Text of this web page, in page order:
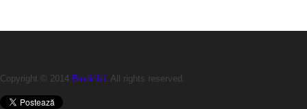
Copyright © 2014 Bindiribli. All rights reserved.